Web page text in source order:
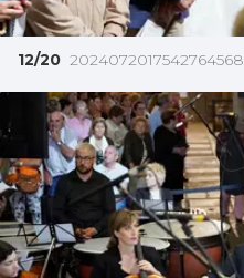
12/20 2024072017542764568